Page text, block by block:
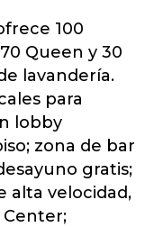
100
Queen y 30
lavandería.
para
lobby
zona de bar
gratis;
alta velocidad,
Center;